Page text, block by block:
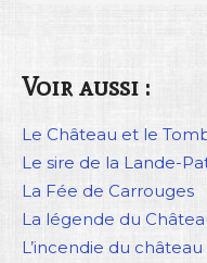
Voir aussi :
Le Château et le
Le sire de la Lande-
La Fée de Carrouges
La légende du
L’incendie du